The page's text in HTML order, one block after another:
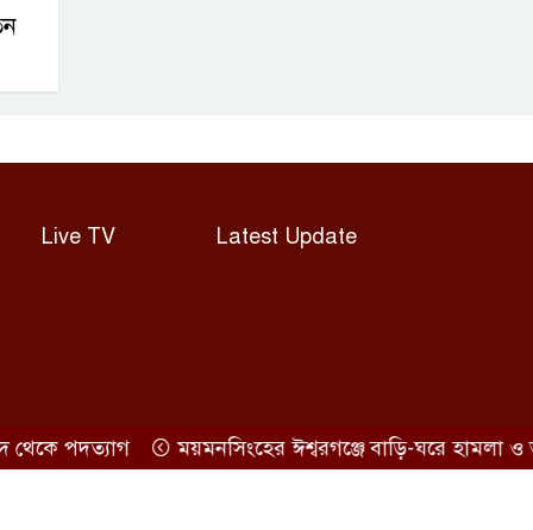
Live TV Latest Update
পদত্যাগ ময়মনসিংহের ঈশ্বরগঞ্জে বাড়ি-ঘরে হামলা ও